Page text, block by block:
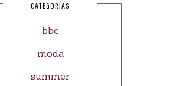
CATEGORÍAS
bbc
moda
summer